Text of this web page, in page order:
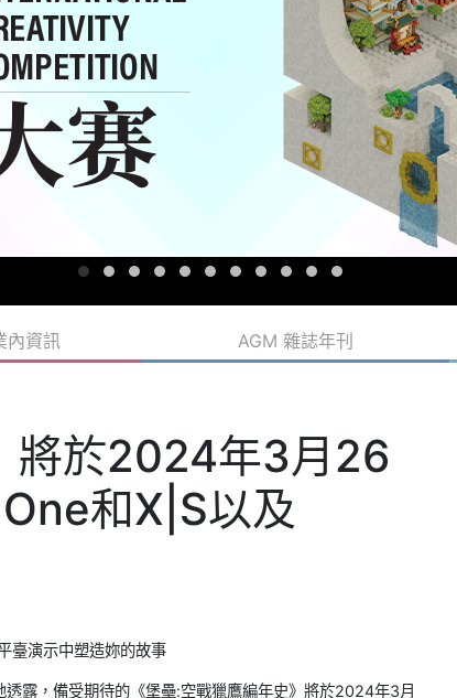
內資訊 AGM 雜誌年刊
將於2024年3月26
和X|S以及
臺演示中塑造妳的故事
露，備受期待的《堡壘:空戰獵鷹編年史》將於2024年3月